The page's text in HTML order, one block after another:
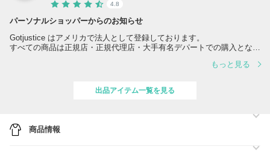
4.8
パーソナルショッパーからのお知らせ
Gotjustice はアメリカで法人として登録しております。
すべての商品は正規店・正規代理店・大手有名デパートでの購入とな
もっと見る
出品アイテム一覧を見る
商品情報